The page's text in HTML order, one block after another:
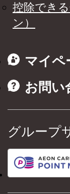
控除でき
ン）
マイペ
お問い
グループ